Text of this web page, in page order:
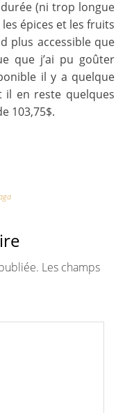
(ni trop longue
épices et les fruits
plus accessible que
que j’ai pu goûter
il y a quelque
il en reste quelques
103,75$.
Les champs